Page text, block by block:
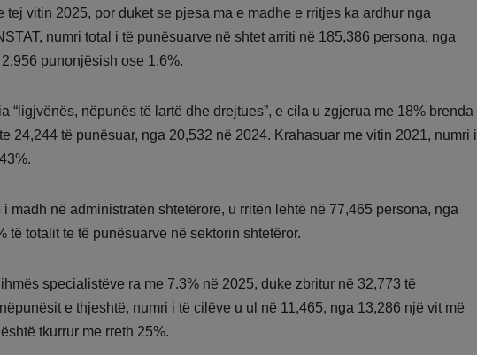
vitin 2025, por duket se pjesa ma e madhe e rritjes ka ardhur nga
numri total i të punësuarve në shtet arriti në 185,386 persona, nga
punonjësish ose 1.6%.
“ligjvënës, nëpunës të lartë dhe drejtues”, e cila u zgjerua me 18% brenda
24,244 të punësuar, nga 20,532 në 2024. Krahasuar me vitin 2021, numri i
madh në administratën shtetërore, u rritën lehtë në 77,465 persona, nga
të totalit te të punësuarve në sektorin shtetëror.
specialistëve ra me 7.3% në 2025, duke zbritur në 32,773 të
e thjeshtë, numri i të cilëve u ul në 11,465, nga 13,286 një vit më
tkurrur me rreth 25%.